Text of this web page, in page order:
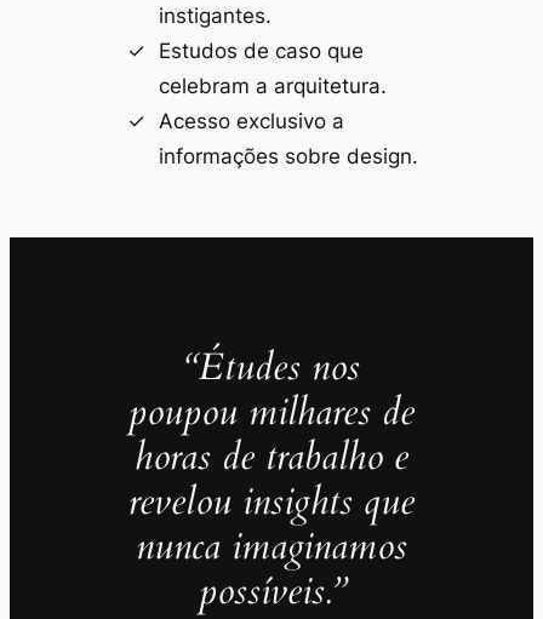
instigantes.
Estudos de caso que
celebram a arquitetura.
Acesso exclusivo a
informações sobre design.
“Études nos
poupou milhares de
horas de trabalho e
revelou insights que
nunca imaginamos
possíveis.”